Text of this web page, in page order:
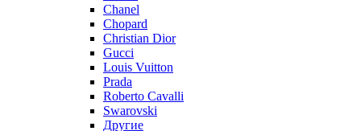
Chanel
Chopard
Christian Dior
Gucci
Louis Vuitton
Prada
Roberto Cavalli
Swarovski
Другие